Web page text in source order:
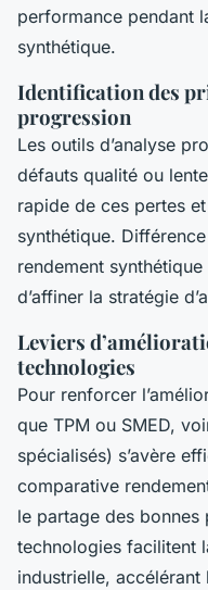
performance pendant
synthétique.
Identification des
progression
Les outils d’analyse
défauts qualité ou
rapide de ces pertes
synthétique.
rendement
d’affiner la stratégie
Leviers
technologies
Pour renforcer
que TPM ou SMED,
spécialisés) s’avère
comparative
le partage des
technologies facilitent
industrielle, accélérant